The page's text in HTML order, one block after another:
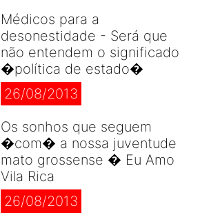
Médicos para a
desonestidade - Será que
não entendem o significado
�política de estado�
26/08/2013
Os sonhos que seguem
�com� a nossa juventude
mato grossense � Eu Amo
Vila Rica
26/08/2013